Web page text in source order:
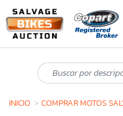
INICIO COMPRAR MOTOS